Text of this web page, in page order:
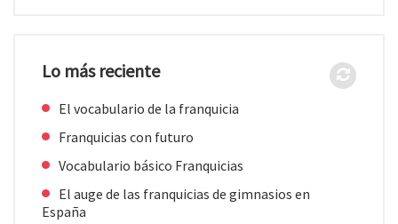
Lo más reciente
El vocabulario de la franquicia
Franquicias con futuro
Vocabulario básico Franquicias
El auge de las franquicias de gimnasios en
España